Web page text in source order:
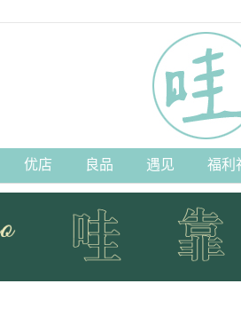
优店 良品 遇见 福利